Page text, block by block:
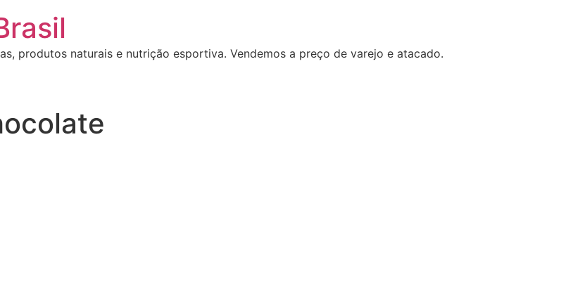
produtos naturais e nutrição esportiva. Vendemos a preço de varejo e atacado.